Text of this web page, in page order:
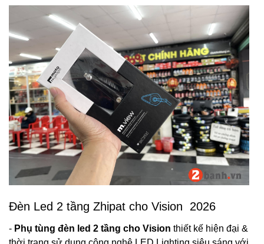
Đèn Led 2 tầng Zhipat cho Vision 2026
- Phụ tùng đèn led 2 tầng cho Vision thiết kế hiện đại &